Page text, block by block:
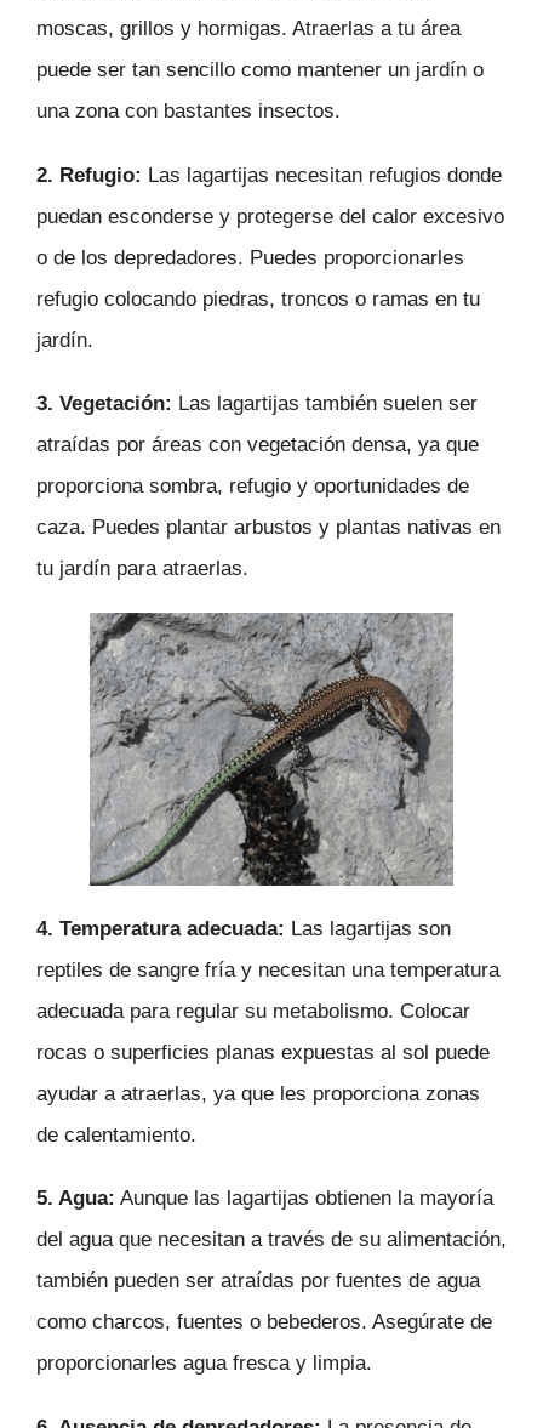
moscas, grillos y hormigas. Atraerlas a tu área
puede ser tan sencillo como mantener un jardín o
una zona con bastantes insectos.
2. Refugio: Las lagartijas necesitan refugios donde
puedan esconderse y protegerse del calor excesivo
o de los depredadores. Puedes proporcionarles
refugio colocando piedras, troncos o ramas en tu
jardín.
3. Vegetación: Las lagartijas también suelen ser
atraídas por áreas con vegetación densa, ya que
proporciona sombra, refugio y oportunidades de
caza. Puedes plantar arbustos y plantas nativas en
tu jardín para atraerlas.
4. Temperatura adecuada: Las lagartijas son
reptiles de sangre fría y necesitan una temperatura
adecuada para regular su metabolismo. Colocar
rocas o superficies planas expuestas al sol puede
ayudar a atraerlas, ya que les proporciona zonas
de calentamiento.
5. Agua: Aunque las lagartijas obtienen la mayoría
del agua que necesitan a través de su alimentación,
también pueden ser atraídas por fuentes de agua
como charcos, fuentes o bebederos. Asegúrate de
proporcionarles agua fresca y limpia.